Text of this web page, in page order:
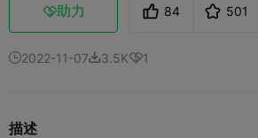
助力 84 501
2022-11-073.5K1
描述